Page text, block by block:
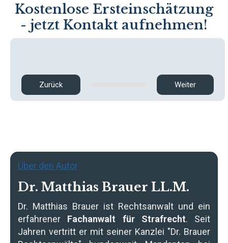
Kostenlose Ersteinschätzung
- jetzt Kontakt aufnehmen!
Zurück Weiter
Über den Autor
Dr. Matthias Brauer LL.M.
Dr. Matthias Brauer ist Rechtsanwalt und ein
erfahrener Fachanwalt für Strafrecht. Seit
Jahren vertritt er mit seiner Kanzlei "Dr. Brauer